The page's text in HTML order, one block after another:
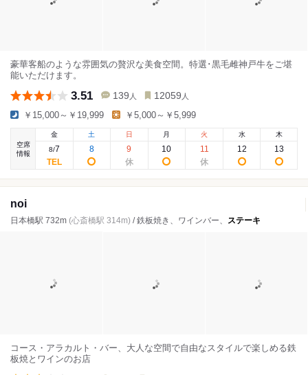
豪華客船のような雰囲気の贅沢な美食空間。特選･黒毛雌神戸牛をご堪
能いただけます。
3.51 139 人 12059 人
￥15,000～￥19,999 ￥5,000～￥5,999
空席
情報
金
8/7
土
8
日
9
月
10
火
11
水
12
木
13
noi
日本橋駅 732m (心斎橋駅 314m) / 鉄板焼き、ワインバー、 ステーキ
コース・アラカルト・バー、大人な空間で自由なスタイルで楽しめる鉄
板焼とワインのお店